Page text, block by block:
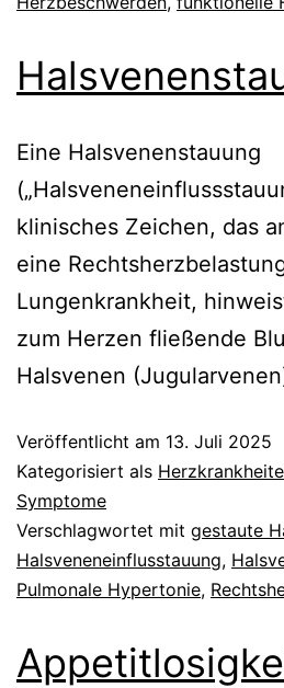
Eine Halsvenenstauung
klinisches Zeichen, das
eine
Lungenkrankheit,
zum Herzen fließende
Halsvenen
Veröffentlicht am 13. Juli 2025
Kategorisiert als
Symptome
Verschlagwortet mit gestaute
Halsveneneinflusstauung,
Pulmonale Hypertonie,